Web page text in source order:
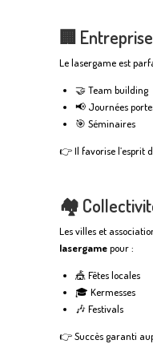
🏢
Le lasergame est
🤝 Team building
📢 Journées
🎯 Séminaires
👉 Il favorise l’esprit
🏘️
Les villes et
lasergamepour :
🎪 Fêtes locales
🎓 Kermesses
🎶 Festivals
👉 Succès garanti